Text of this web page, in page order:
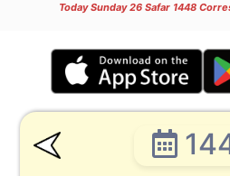
Today Sunday 26 Safar 1448